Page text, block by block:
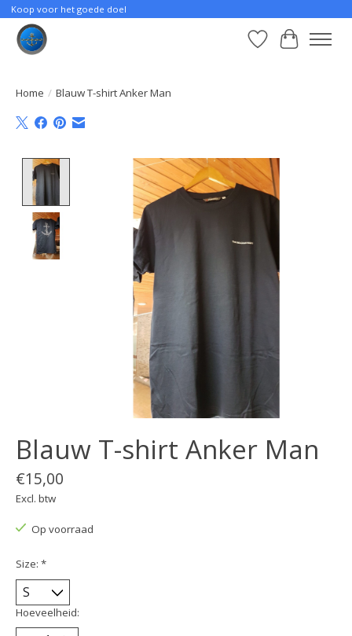
Koop voor het goede doel
Verlanglijst
Home / Blauw T-shirt Anker Man
Product image slideshow Items
Blauw T-shirt Anker Man
€15,00
Excl. btw
Op voorraad
Size: *
Hoeveelheid: